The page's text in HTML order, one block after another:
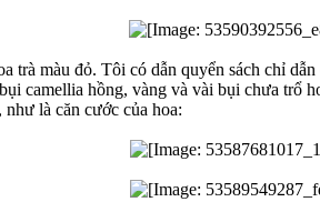
trà màu đỏ. Tôi có dẫn quyển sách chỉ
camellia hồng, vàng và vài bụi chưa trổ
là căn cước của hoa: